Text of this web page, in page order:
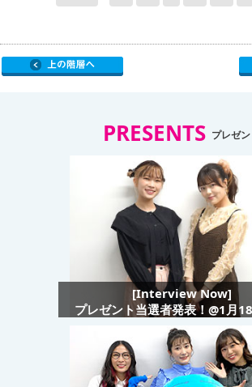
PRESENTS プレゼン
[Interview Now]
プレゼント当選者発表！@1月